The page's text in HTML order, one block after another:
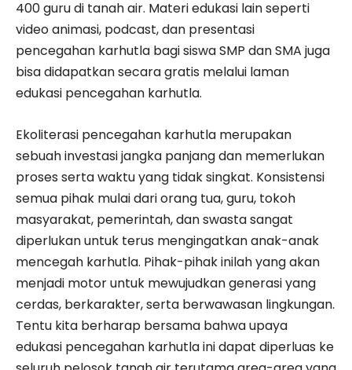
400 guru di tanah air. Materi edukasi lain seperti
video animasi, podcast, dan presentasi
pencegahan karhutla bagi siswa SMP dan SMA juga
bisa didapatkan secara gratis melalui laman
edukasi pencegahan karhutla.
Ekoliterasi pencegahan karhutla merupakan
sebuah investasi jangka panjang dan memerlukan
proses serta waktu yang tidak singkat. Konsistensi
semua pihak mulai dari orang tua, guru, tokoh
masyarakat, pemerintah, dan swasta sangat
diperlukan untuk terus mengingatkan anak-anak
mencegah karhutla. Pihak-pihak inilah yang akan
menjadi motor untuk mewujudkan generasi yang
cerdas, berkarakter, serta berwawasan lingkungan.
Tentu kita berharap bersama bahwa upaya
edukasi pencegahan karhutla ini dapat diperluas ke